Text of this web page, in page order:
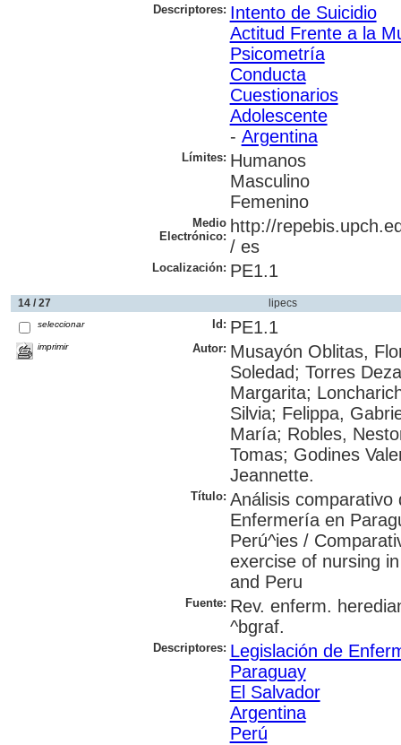
Descriptores: Intento de Suicidio
Actitud Frente a la
Psicometría
Conducta
Cuestionarios
Adolescente
- Argentina
Límites: Humanos
Masculino
Femenino
Medio
Electrónico:
http://
/ es
Localización: PE1.1
14 / 27 lipecs
seleccionar
imprimir
Id: PE1.1
Autor: Musayón Oblitas,
Soledad; Torres
Margarita;
Silvia; Felippa,
María; Robles,
Tomas; Godines
Jeannette.
Título: Análisis comparativo
Enfermería en
Perú^ies /
exercise of nursing
and Peru
Fuente: Rev. enferm.
^bgraf.
Descriptores: Legislación de
Paraguay
El Salvador
Argentina
Perú